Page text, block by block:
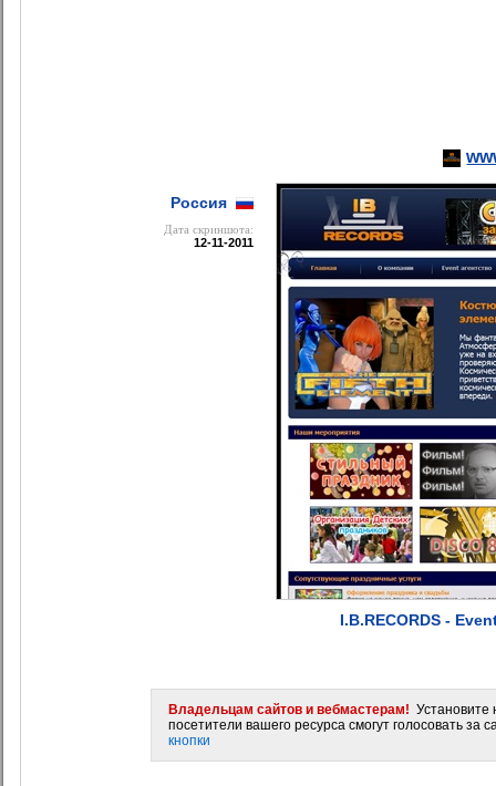
Россия
Дата cкриншота:
12-11-2011
I.B.RECORDS -
Владельцам сайтов и вебмастерам! Установите
посетители вашего ресурса смогут голосовать за
кнопки